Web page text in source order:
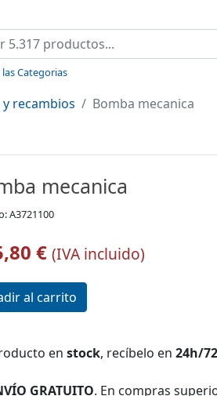
las Categorias
recambios Bomba mecanica
mecanica
A3721100
€ (IVA incluido)
en stock, recíbelo en 24h/
GRATUITO. En compras